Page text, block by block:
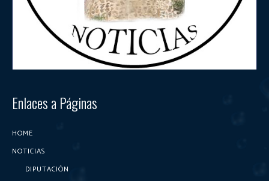
Enlaces a Páginas
HOME
NOTICIAS
DIPUTACIÓN